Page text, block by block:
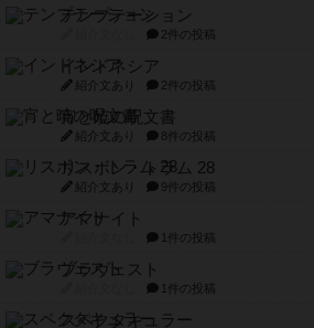
テンプテーション
2件の投稿
インドネシア
紹介文あり 2件の投稿
宵と暁の呪文書
紹介文あり 8件の投稿
リスボン・トラム 28
紹介文あり 9件の投稿
アマナイト
1件の投稿
ブラヴェスト
1件の投稿
スペクタキュラー